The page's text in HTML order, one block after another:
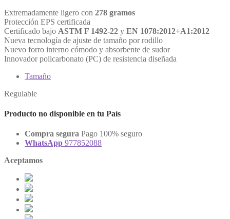
Extremadamente ligero con 278 gramos
Protección EPS certificada
Certificado bajo ASTM F 1492-22 y EN 1078:2012+A1:2012
Nueva tecnología de ajuste de tamaño por rodillo
Nuevo forro interno cómodo y absorbente de sudor
Innovador policarbonato (PC) de resistencia diseñada
Tamaño
Regulable
Producto no disponible en tu País
Compra segura Pago 100% seguro
WhatsApp 977852088
Aceptamos